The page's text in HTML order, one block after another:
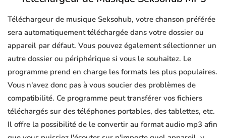
Téléchargeur de musique Seksohub, votre chanson préférée
sera automatiquement téléchargée dans votre dossier ou
appareil par défaut. Vous pouvez également sélectionner un
autre dossier ou périphérique si vous le souhaitez. Le
programme prend en charge les formats les plus populaires.
Vous n'avez donc pas à vous soucier des problèmes de
compatibilité. Ce programme peut transférer vos fichiers
téléchargés sur des téléphones portables, des tablettes, etc.
Il offre la possibilité de le convertir au format audio mp3 afin